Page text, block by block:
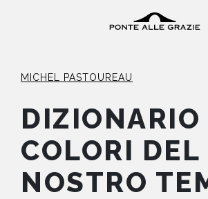
HOME
CHI SIAMO
MICHEL PASTOUREAU
DIZIONARIO
COLORI DEL
NOSTRO